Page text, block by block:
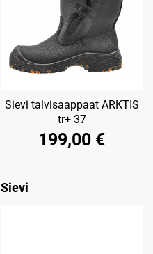
Sievi talvisaappaat ARKTIS
tr+ 37
199,00 €
Sievi